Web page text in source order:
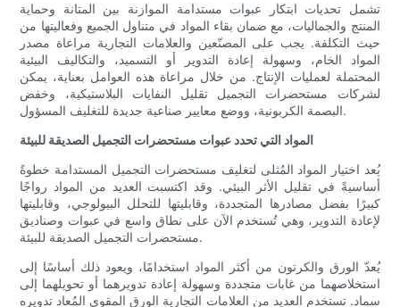
تشمل تحديات ابتكار عبوات مستدامة الموازنة بين المتانة وحماية
المنتج والجماليات، مع ضمان بقاء المواد في متناول الجميع وفعاليتها من
حيث التكلفة. يجب على المصنّعين والعلامات التجارية مراعاة مصدر
المواد الخام، وسهولة إعادة التدوير أو التسميد، والتكاليف البيئية
المحتملة لعمليات الإنتاج. من خلال مراعاة هذه العوامل بعناية، يمكن
لشركات مستحضرات التجميل تقليل النفايات البلاستيكية، وخفض
البصمة الكربونية، ووضع معايير صناعية جديدة للتغليف المسؤول.
المواد التي تحدد عبوات مستحضرات التجميل الصديقة للبيئة
يُعد اختيار المواد المُثلى لتغليف مستحضرات التجميل المستدامة خطوةً
أساسيةً في تقليل الأثر البيئي. وقد اكتسبت العديد من المواد رواجًا
كبيرًا بفضل مصادرها المتجددة، وقابليتها للتحلل البيولوجي، وقابليتها
لإعادة التدوير، وهي تُستخدم الآن على نطاق واسع في عبوات وصناديق
مستحضرات التجميل الصديقة للبيئة.
يُعدّ الورق والكرتون من أكثر المواد استخدامًا، ويعود ذلك أساسًا إلى
استخلاصهما من غابات متجددة وسهولة إعادة تدويرهما أو تحويلهما إلى
سماد. تستخدم العديد من العلامات التجارية الورق المقوى المُعاد تدويره